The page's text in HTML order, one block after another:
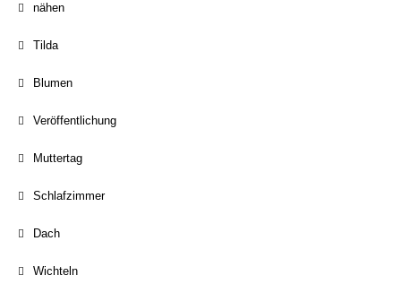
nähen
Tilda
Blumen
Veröffentlichung
Muttertag
Schlafzimmer
Dach
Wichteln